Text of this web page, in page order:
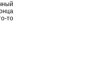
то